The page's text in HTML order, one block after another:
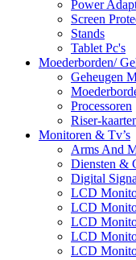
Power
Screen
Stands
Tablet Pc's
Moederborden/
Geheugen
Processoren
Riser-
Monitoren & Tv’s
Arms And
Diensten &
Digital
LCD
LCD
LCD
LCD
LCD